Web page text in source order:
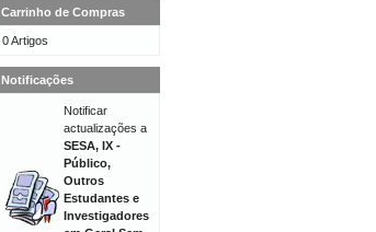
Carrinho de Compras
0 Artigos
Notificações
Notificar
actualizações a
SESA, IX -
Público,
Outros
Estudantes e
Investigadores